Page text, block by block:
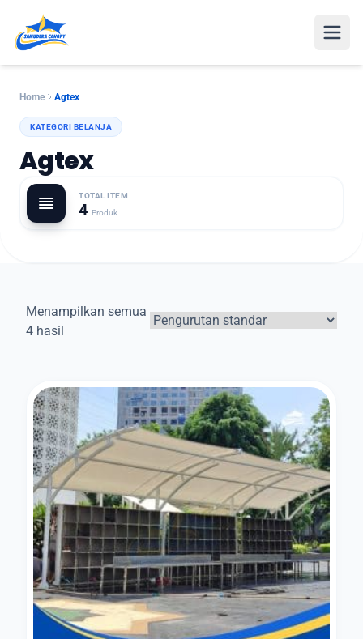
Home Agtex
KATEGORI BELANJA
Agtex
TOTAL ITEM
4 Produk
Menampilkan semua
4 hasil